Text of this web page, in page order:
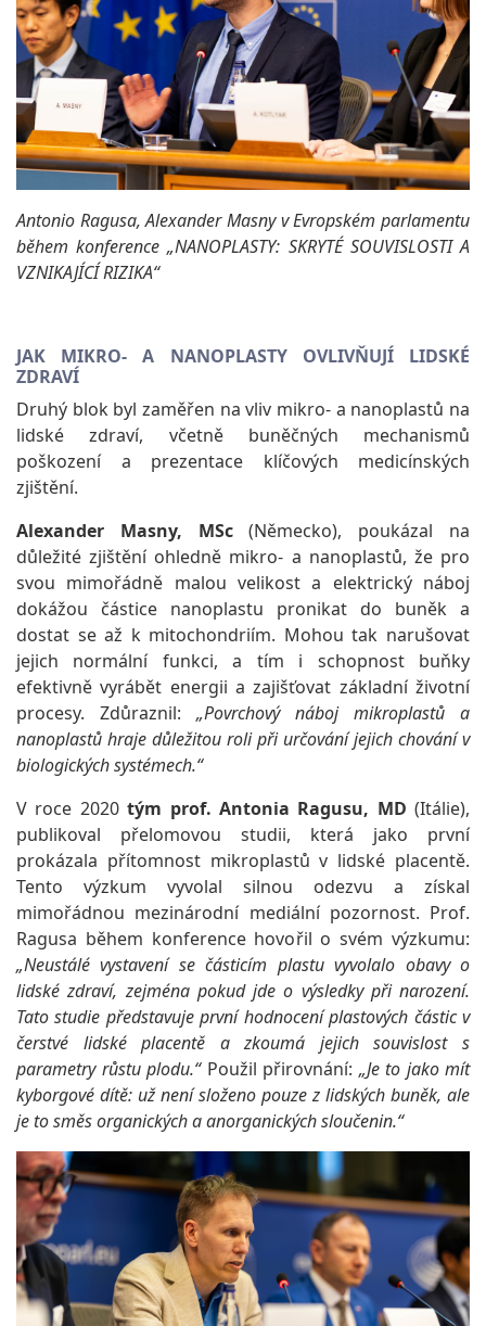
Antonio Ragusa, Alexander Masny v Evropském parlamentu
během konference „NANOPLASTY: SKRYTÉ SOUVISLOSTI A
VZNIKAJÍCÍ RIZIKA“
JAK MIKRO- A NANOPLASTY OVLIVŇUJÍ LIDSKÉ
ZDRAVÍ
Druhý blok byl zaměřen na vliv mikro- a nanoplastů na
lidské zdraví, včetně buněčných mechanismů
poškození a prezentace klíčových medicínských
zjištění.
Alexander Masny, MSc(Německo), poukázal na
důležité zjištění ohledně mikro- a nanoplastů, že pro
svou mimořádně malou velikost a elektrický náboj
dokážou částice nanoplastu pronikat do buněk a
dostat se až k mitochondriím. Mohou tak narušovat
jejich normální funkci, a tím i schopnost buňky
efektivně vyrábět energii a zajišťovat základní životní
procesy. Zdůraznil: „Povrchový náboj mikroplastů a
nanoplastů hraje důležitou roli při určování jejich chování v
biologických systémech.“
V roce 2020tým prof. Antonia Ragusu, MD (Itálie),
publikoval přelomovou studii, která jako první
prokázala přítomnost mikroplastů v lidské placentě.
Tento výzkum vyvolal silnou odezvu a získal
mimořádnou mezinárodní mediální pozornost. Prof.
Ragusa během konference hovořil o svém výzkumu:
„Neustálé vystavení se částicím plastu vyvolalo obavy o
lidské zdraví, zejména pokud jde o výsledky při narození.
Tato studie představuje první hodnocení plastových částic v
čerstvé lidské placentě a zkoumá jejich souvislost s
parametry růstu plodu.“ Použil přirovnání: „Je to jako mít
kyborgové dítě: už není složeno pouze z lidských buněk, ale
je to směs organických a anorganických sloučenin.“